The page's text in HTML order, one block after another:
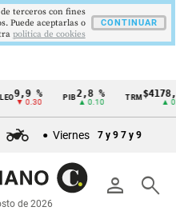
9,9 %
▼ 0.30
PIB 2,8 %
▲ 0.10
TRM
▲
Viernes 7 y 9 7 y 9
person search
de 2026
terceros con fines
Puede aceptarlas o
politica de cookies
CONTINUAR